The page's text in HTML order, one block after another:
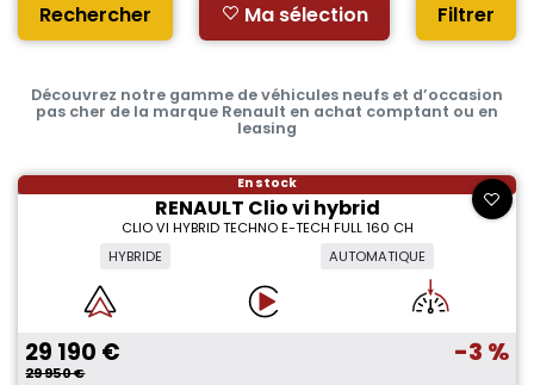
Rechercher Ma sélection Filtrer
Découvrez notre gamme de véhicules neufs et d’occasion
pas cher de la marque Renault en achat comptant ou en
leasing
En stock
RENAULT Clio vi hybrid
CLIO VI HYBRID TECHNO E-TECH FULL 160 CH
HYBRIDE
AUTOMATIQUE
29 190 €
29 950 €
-3 %